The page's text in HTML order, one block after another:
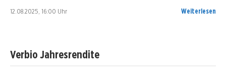
12.08.2025, 16:00 Uhr Weiterlesen
Verbio Jahresrendite